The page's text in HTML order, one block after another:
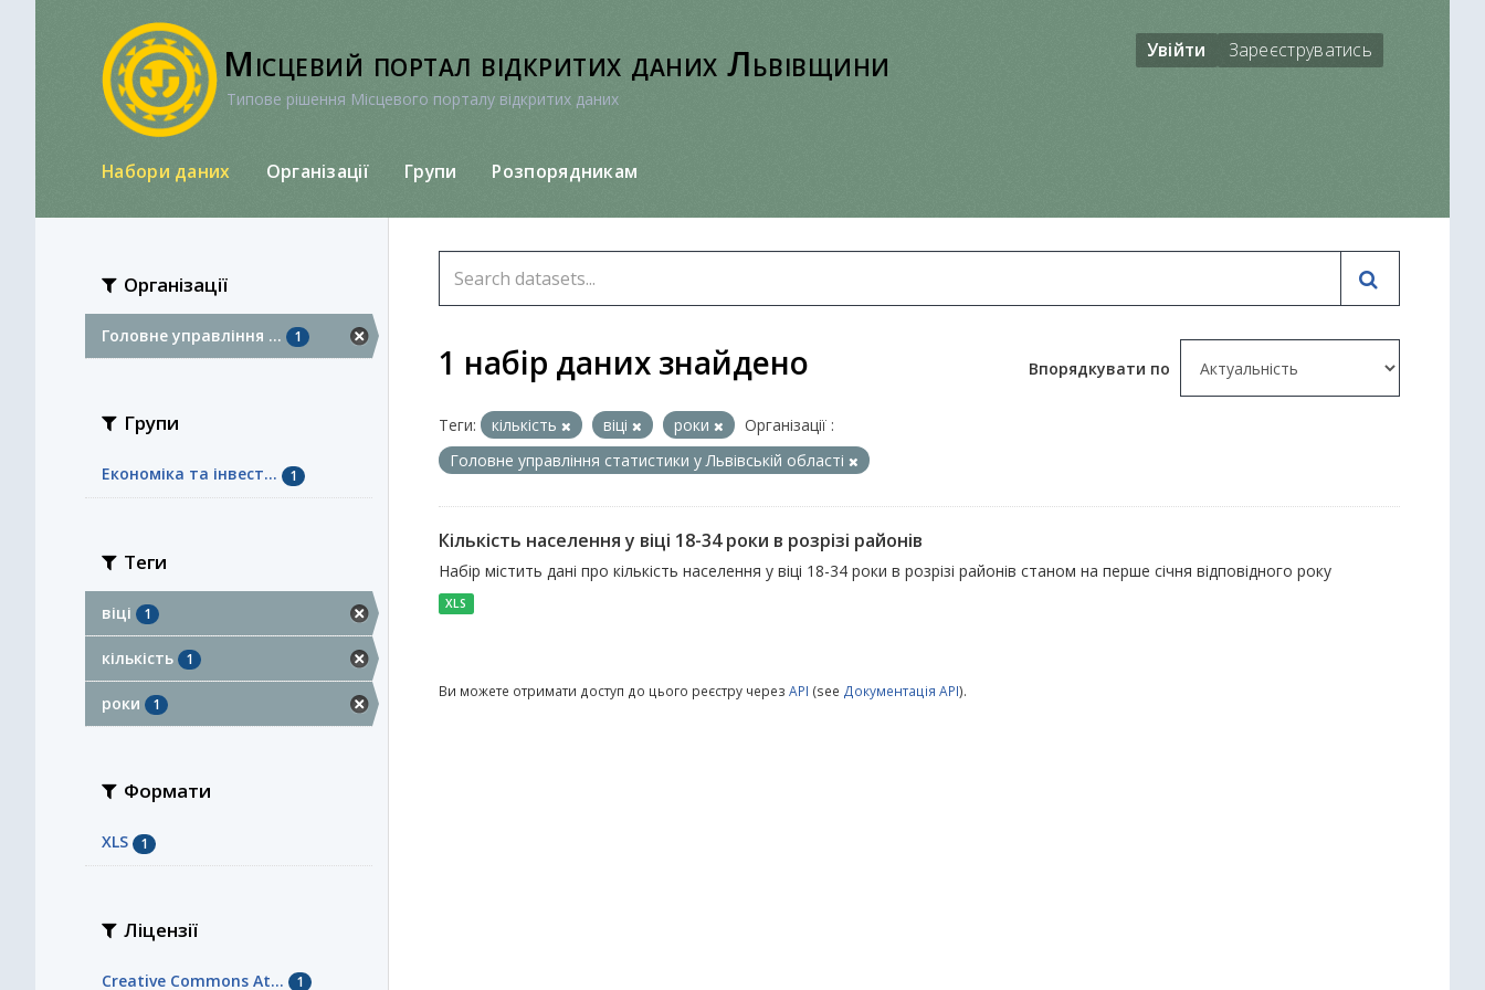
Місцевий портал відкритих даних Львівщини
Типове рішення Місцевого порталу відкритих даних
Увійти Зареєструватись
Набори даних Організації Групи Розпорядникам
Організації
Головне управління ... 1
Групи
Економіка та інвест... 1
Теги
віці 1
кількість 1
роки 1
Формати
XLS 1
Ліцензії
Creative Commons At... 1
Впорядкувати по
1 набір даних знайдено
Теги: кількість віці роки
Організації :
Головне управління статистики у Львівській області
Кількість населення у віці 18-34 роки в розрізі районів
Набір містить дані про кількість населення у віці 18-34 роки в розрізі районів станом на перше січня відповідного року
XLS
Ви можете отримати доступ до цього реєстру через API (see Документація API).